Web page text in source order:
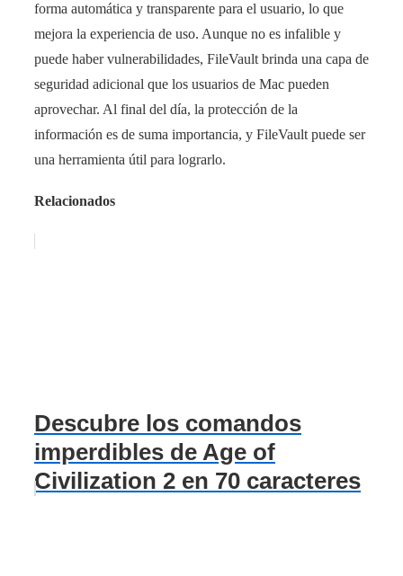
forma automática y transparente para el usuario, lo que
mejora la experiencia de uso. Aunque no es infalible y
puede haber vulnerabilidades, FileVault brinda una capa de
seguridad adicional que los usuarios de Mac pueden
aprovechar. Al final del día, la protección de la
información es de suma importancia, y FileVault puede ser
una herramienta útil para lograrlo.
Relacionados
Descubre los comandos
imperdibles de Age of
Civilization 2 en 70 caracteres